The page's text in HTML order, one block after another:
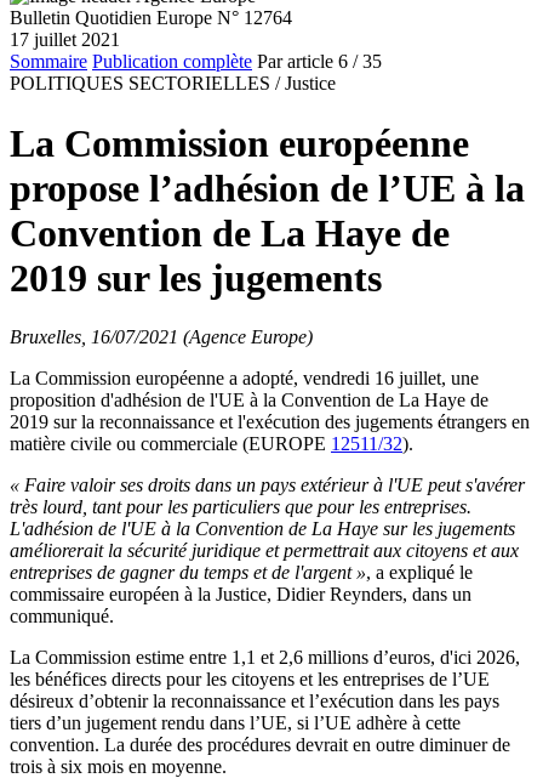
Bulletin Quotidien Europe N° 12764
17 juillet 2021
Sommaire Publication complète Par article 6 / 35
POLITIQUES SECTORIELLES / Justice
La Commission européenne
propose l’adhésion de l’UE à la
Convention de La Haye de
2019 sur les jugements
Bruxelles, 16/07/2021 (Agence Europe)
La Commission européenne a adopté, vendredi 16 juillet, une
proposition d'adhésion de l'UE à la Convention de La Haye de
2019 sur la reconnaissance et l'exécution des jugements étrangers en
matière civile ou commerciale (EUROPE 12511/32).
« Faire valoir ses droits dans un pays extérieur à l'UE peut s'avérer
très lourd, tant pour les particuliers que pour les entreprises.
L'adhésion de l'UE à la Convention de La Haye sur les jugements
améliorerait la sécurité juridique et permettrait aux citoyens et aux
entreprises de gagner du temps et de l'argent », a expliqué le
commissaire européen à la Justice, Didier Reynders, dans un
communiqué.
La Commission estime entre 1,1 et 2,6 millions d’euros, d'ici 2026,
les bénéfices directs pour les citoyens et les entreprises de l’UE
désireux d’obtenir la reconnaissance et l’exécution dans les pays
tiers d’un jugement rendu dans l’UE, si l’UE adhère à cette
convention. La durée des procédures devrait en outre diminuer de
trois à six mois en moyenne.